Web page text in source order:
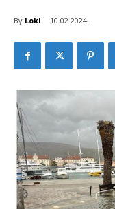
By Loki 10.02.2024.